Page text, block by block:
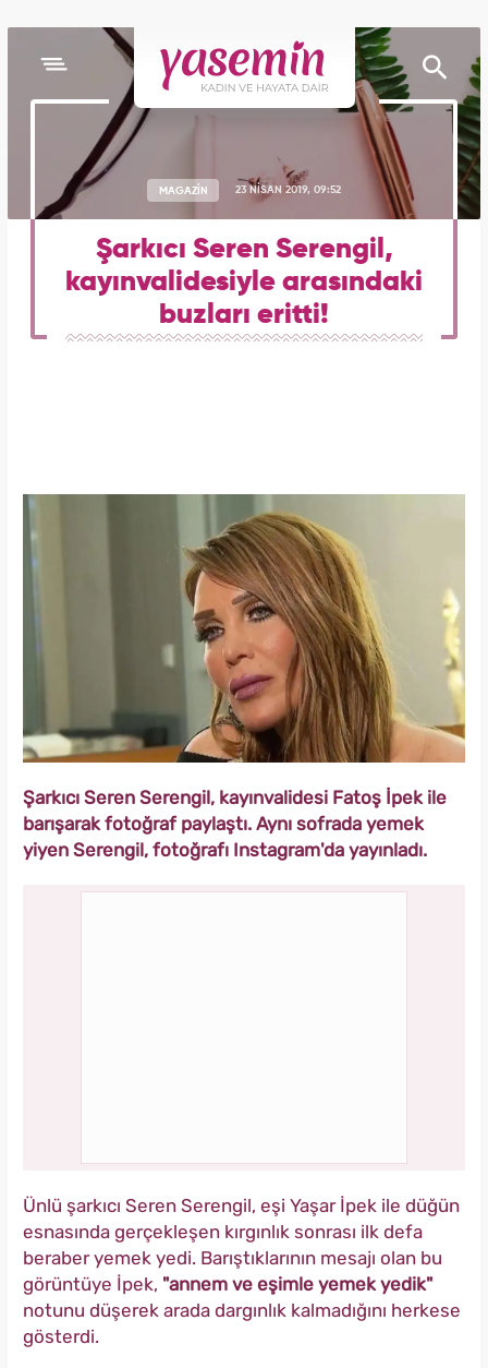
MAGAZİN 23 NİSAN 2019, 09:52
Şarkıcı Seren Serengil,
kayınvalidesiyle arasındaki
buzları eritti!
Şarkıcı Seren Serengil, kayınvalidesi Fatoş İpek ile
barışarak fotoğraf paylaştı. Aynı sofrada yemek
yiyen Serengil, fotoğrafı Instagram'da yayınladı.
Ünlü şarkıcı Seren Serengil, eşi Yaşar İpek ile düğün
esnasında gerçekleşen kırgınlık sonrası ilk defa
beraber yemek yedi. Barıştıklarının mesajı olan bu
görüntüye İpek, "annem ve eşimle yemek yedik"
notunu düşerek arada dargınlık kalmadığını herkese
gösterdi.